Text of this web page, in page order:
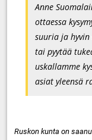
Anne
ottaessa
suuria ja
tai pyytää
uskallamme
asiat yleensä
Ruskon kunta on